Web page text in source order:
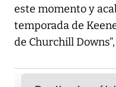
este momento y
temporada de
de Churchill